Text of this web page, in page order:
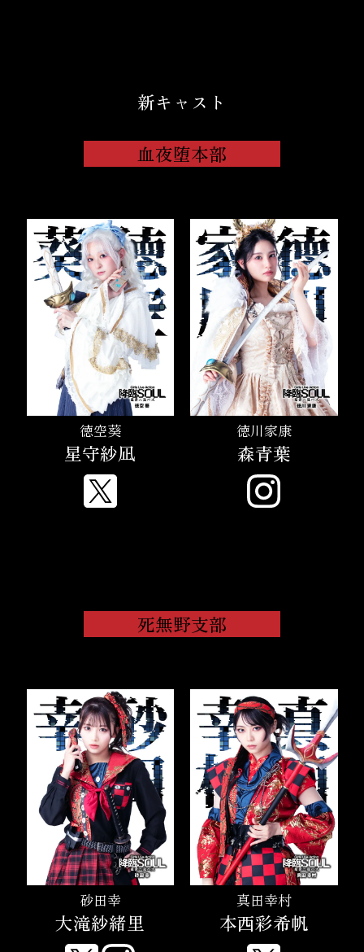
新キャスト
血夜堕本部
徳空葵
星守紗凪
徳川家康
森青葉
死無野支部
砂田幸
大滝紗緒里
真田幸村
本西彩希帆